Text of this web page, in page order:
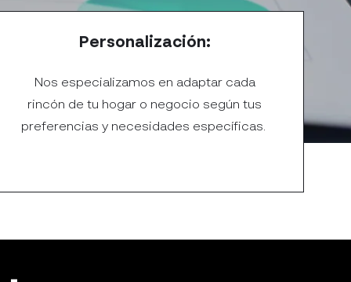
Personalización:
Nos especializamos en adaptar cada
rincón de tu hogar o negocio según tus
preferencias y necesidades específicas.